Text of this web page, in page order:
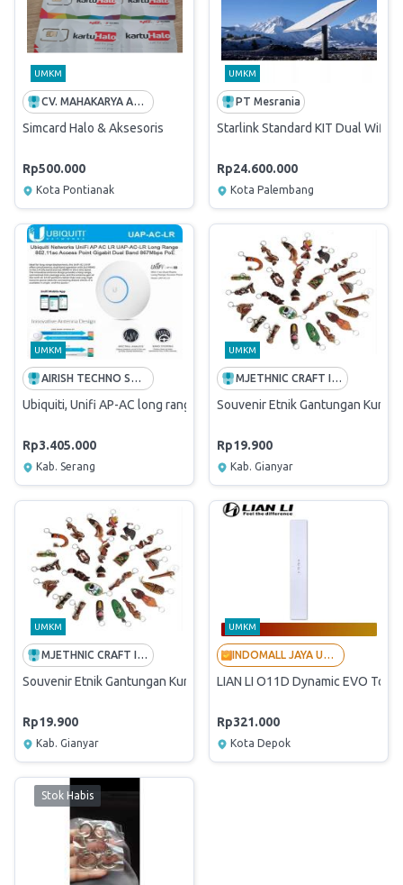
UMKM
CV. MAHAKARYA ANUGERAH TELEKOMUNIKASI
Simcard Halo & Aksesoris
Rp500.000
Kota Pontianak
UMKM
PT Mesrania
Starlink Standard KIT Dual Wifi
Rp24.600.000
Kota Palembang
UMKM
AIRISH TECHNO SOLUTION
Ubiquiti, Unifi AP-AC long range, UAP-AC-LR
Rp3.405.000
Kab. Serang
UMKM
MJETHNIC CRAFT INDONESIA
Souvenir Etnik Gantungan Kunci
Rp19.900
Kab. Gianyar
UMKM
MJETHNIC CRAFT INDONESIA
Souvenir Etnik Gantungan Kunci Papua
Rp19.900
Kab. Gianyar
UMKM
INDOMALL JAYA UTAMA - LANGGANAN BUMN
LIAN LI O11D Dynamic EVO Top
Rp321.000
Kota Depok
Stok Habis